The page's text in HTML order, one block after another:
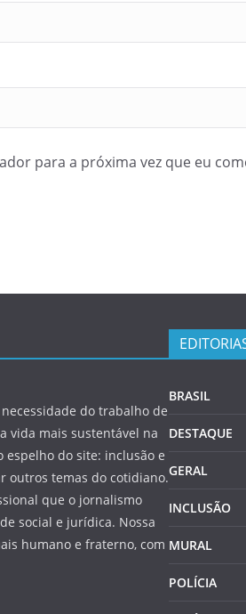
para a próxima vez que eu
do trabalho de
vida mais sustentável na
do site: inclusão e
outros temas do cotidiano.
que o jornalismo
social e jurídica. Nossa
humano e fraterno, com
BRASIL
DESTAQUE
GERAL
INCLUSÃO
MURAL
POLÍCIA